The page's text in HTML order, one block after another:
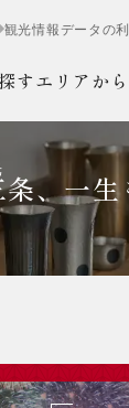
観光情報データの
すエリアか
事 イ
、一